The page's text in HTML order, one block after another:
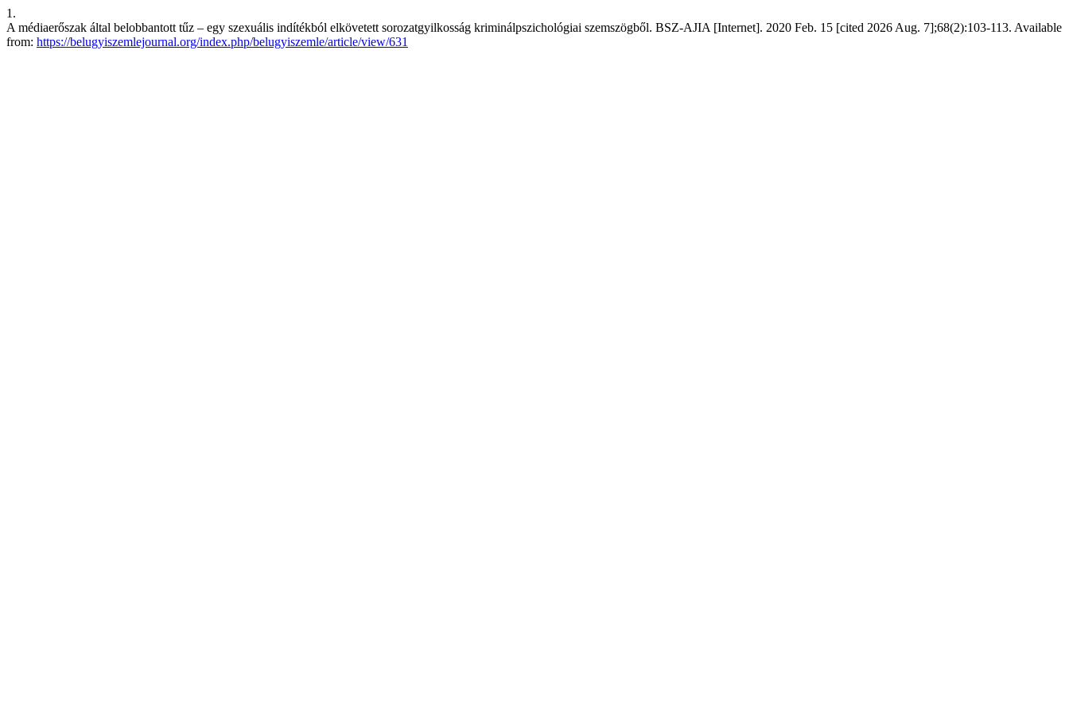
1.
A médiaerőszak által belobbantott tűz – egy szexuális indítékból elkövetett sorozatgyilkosság kriminálpszichológiai szemszögből. BSZ-AJIA [Internet]. 2020 Feb. 15 [cited 2026 Aug. 7];68(2):103-113. Available
from: https://belugyiszemlejournal.org/index.php/belugyiszemle/article/view/631